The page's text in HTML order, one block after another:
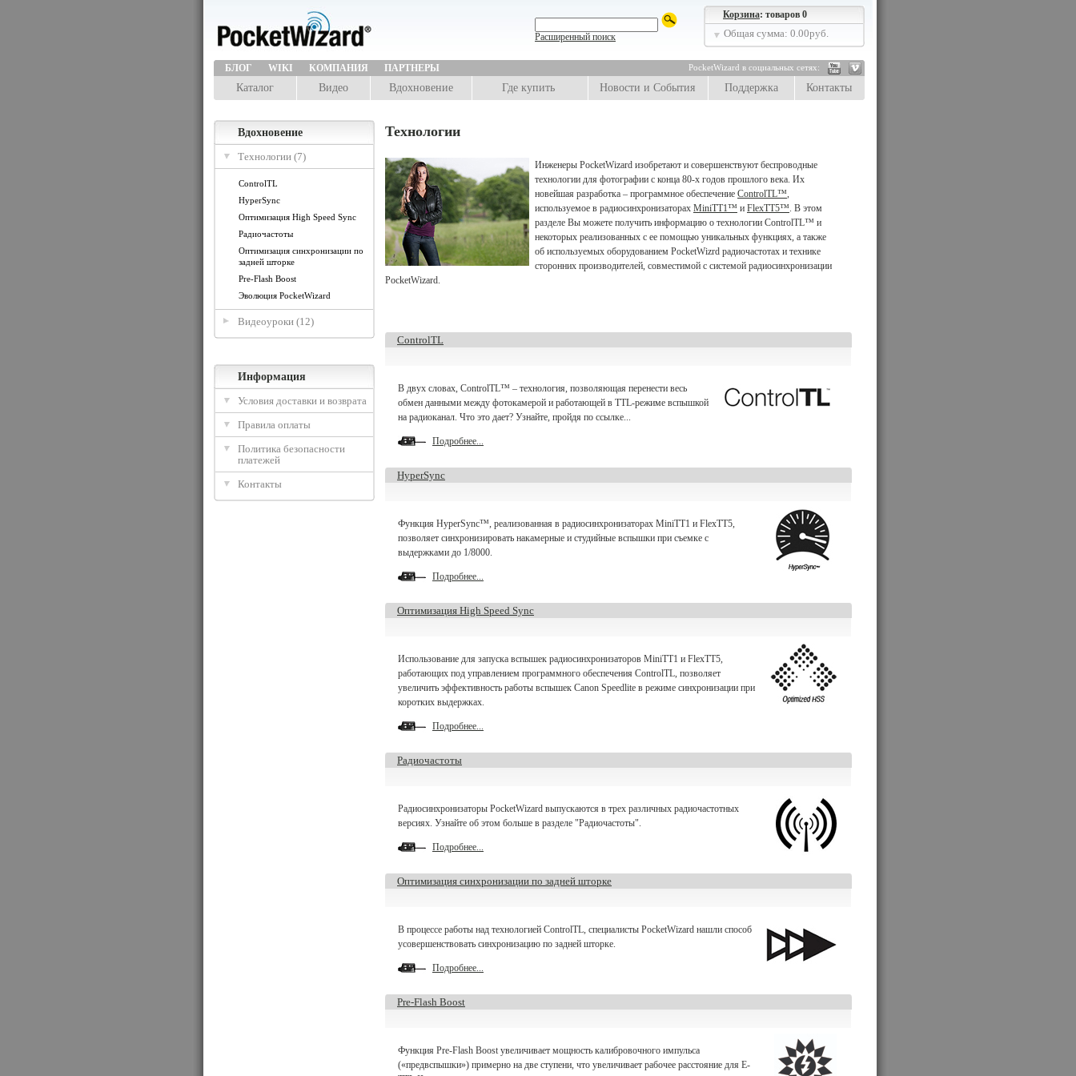
Корзина: товаров 0
Общая сумма: 0.00руб.
Расширенный поиск
БЛОГ WIKI КОМПАНИЯ ПАРТНЕРЫ PocketWizard в социальных сетях:
Каталог Видео Вдохновение Где купить Новости и События Поддержка Контакты
Вдохновение
Технологии (7)
ControlTL
HyperSync
Оптимизация High Speed Sync
Радиочастоты
Оптимизация синхронизации по
задней шторке
Pre-Flash Boost
Эволюция PocketWizard
Видеоуроки (12)
Информация
Условия доставки и возврата
Правила оплаты
Политика безопасности
платежей
Контакты
Технологии
Инженеры PocketWizard изобретают и совершенствуют беспроводные
технологии для фотографии с конца 80-х годов прошлого века. Их
новейшая разработка – программное обеспечение ControlTL™,
используемое в радиосинхронизаторах MiniTT1™ и FlexTT5™. В этом
разделе Вы можете получить информацию о технологии ControlTL™ и
некоторых реализованных с ее помощью уникальных функциях, а также
об используемых оборудованием PocketWizrd радиочастотах и технике
сторонних производителей, совместимой с системой радиосинхронизации
PocketWizard.
ControlTL
В двух словах, ControlTL™ – технология, позволяющая перенести весь
обмен данными между фотокамерой и работающей в TTL-режиме вспышкой
на радиоканал. Что это дает? Узнайте, пройдя по ссылке...
Подробнее...
HyperSync
Функция HyperSync™, реализованная в радиосинхронизаторах MiniTT1 и FlexTT5,
позволяет синхронизировать накамерные и студийные вспышки при съемке с
выдержками до 1/8000.
Подробнее...
Оптимизация High Speed Sync
Использование для запуска вспышек радиосинхронизаторов MiniTT1 и FlexTT5,
работающих под управлением программного обеспечения ControlTL, позволяет
увеличить эффективность работы вспышек Canon Speedlite в режиме синхронизации при
коротких выдержках.
Подробнее...
Радиочастоты
Радиосинхронизаторы PocketWizard выпускаются в трех различных радиочастотных
версиях. Узнайте об этом больше в разделе "Радиочастоты".
Подробнее...
Оптимизация синхронизации по задней шторке
В процессе работы над технологией ControlTL, специалисты PocketWizard нашли способ
усовершенствовать синхронизацию по задней шторке.
Подробнее...
Pre-Flash Boost
Функция Pre-Flash Boost увеличивает мощность калибровочного импульса
(«предвспышки») примерно на две ступени, что увеличивает рабочее расстояние для E-